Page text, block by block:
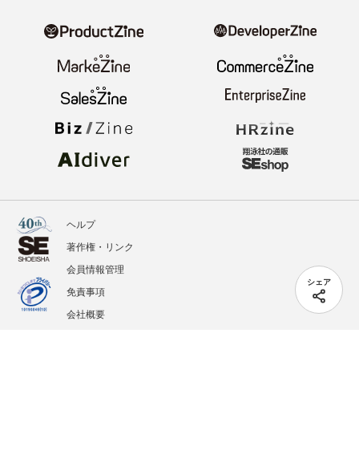
シェア
ヘルプ
著作権・リンク
会員情報管理
免責事項
会社概要